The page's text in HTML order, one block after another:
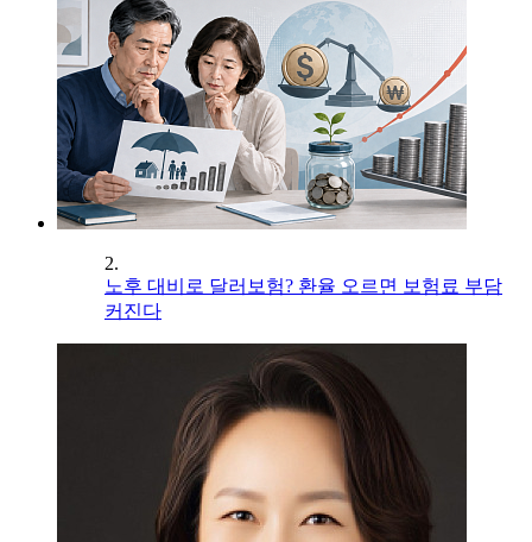
2.
노후 대비로 달러보험? 환율 오르면 보험료 부담
커진다